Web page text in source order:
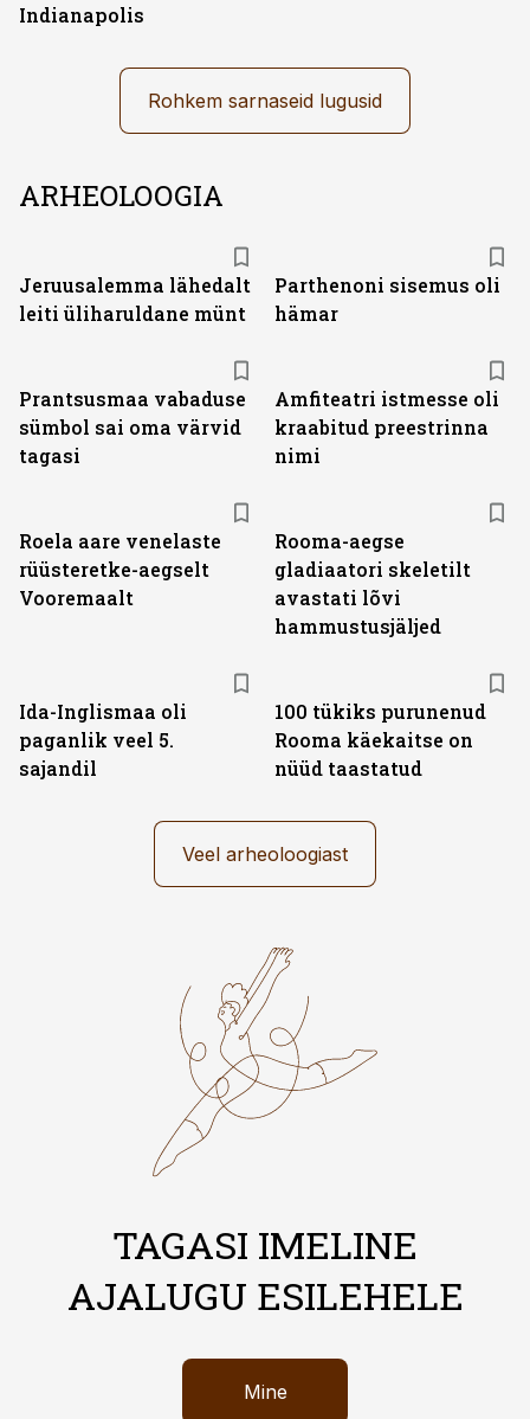
Indianapolis
Rohkem sarnaseid lugusid
ARHEOLOOGIA
Jeruusalemma lähedalt
leiti üliharuldane münt
Parthenoni sisemus oli
hämar
Prantsusmaa vabaduse
sümbol sai oma värvid
tagasi
Amfiteatri istmesse oli
kraabitud preestrinna
nimi
Roela aare venelaste
rüüsteretke-aegselt
Vooremaalt
Rooma-aegse
gladiaatori skeletilt
avastati lõvi
hammustusjäljed
Ida-Inglismaa oli
paganlik veel 5.
sajandil
100 tükiks purunenud
Rooma käekaitse on
nüüd taastatud
Veel arheoloogiast
TAGASI IMELINE
AJALUGU ESILEHELE
Mine